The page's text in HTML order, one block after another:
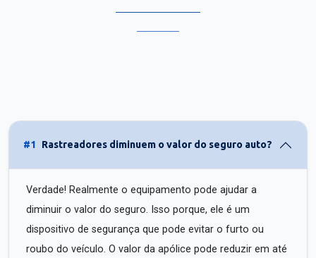
#1 Rastreadores diminuem o valor do seguro auto?
Verdade! Realmente o equipamento pode ajudar a
diminuir o valor do seguro. Isso porque, ele é um
dispositivo de segurança que pode evitar o furto ou
roubo do veículo. O valor da apólice pode reduzir em até